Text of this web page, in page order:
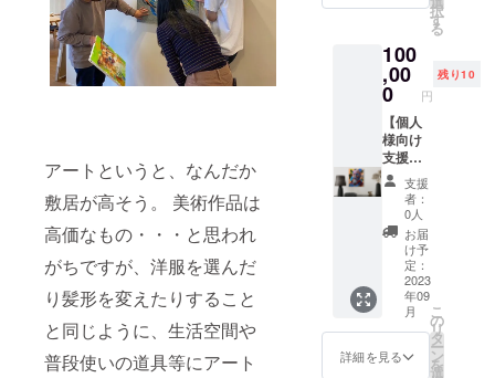
アートというと、なんだか
敷居が高そう。 美術作品は
高価なもの・・・と思われ
がちですが、洋服を選んだ
り髪形を変えたりすること
と同じように、生活空間や
普段使いの道具等にアート
字（漢
ルファ
ベッ
ト）が
記載さ
れない
場合が
ありま
す。
尾を必
さい。※
複数口
でのご
支援も
可能で
す。※法
人のご
支援も
可能で
す。※支
援時の
質問項
目への
回答は
変更で
援者一
ます。
は別途
お打ち
合わせ
をいた
しま
す。方
法：原
則オン
ライン
（ZOO
M）時
期：
2023年
6月以降
（お打
ち合わ
所要時
こだわ
りのポ
イント
ニック
などを
解説い
たしま
す。15
分〜30
分程
度。実
施時期
は2023
年内を
予定。
詳細は
作品完
者から
の作品
解説
（ZOO
M） ※依
頼いた
だきま
した作
品につ
いて、
こだわ
りのポ
イント
やテク
ニック
などを
解説い
たしま
しま
す。お
店のイ
ンテリ
ア用や
肖像画
など、
お気軽
にお申
し付け
くださ
い。 下
記の特
典も付
属いた
しま
す。 ●
希望者
には作
択
す
る
100
,00
0 円
残り10
【個人
様向け
支援
コース
A】F8
号絵画
作品
(455×3
80mm)
F8号サ
イズの
絵画作
品1点を
ご依頼
に合わ
支援
者：
0人
お届
け予
定：
2023
年09
月
詳細を見る
こ
の
リ
タ
ー
ン
を
選